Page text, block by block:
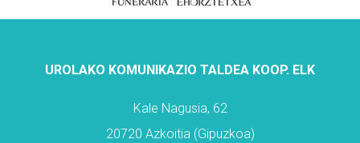
UROLAKO KOMUNIKAZIO TALDEA KOOP. ELK
Kale Nagusia, 62
20720 Azkoitia (Gipuzkoa)